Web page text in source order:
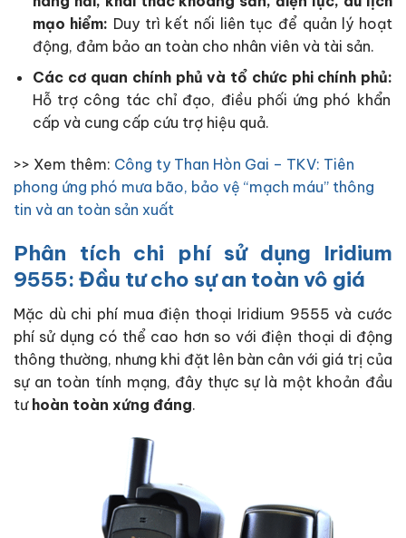
mạo hiểm: Duy trì kết nối liên tục để quản lý hoạt
động, đảm bảo an toàn cho nhân viên và tài sản.
Các cơ quan chính phủ và tổ chức phi chính phủ:
Hỗ trợ công tác chỉ đạo, điều phối ứng phó khẩn
cấp và cung cấp cứu trợ hiệu quả.
>> Xem thêm: Công ty Than Hòn Gai – TKV: Tiên
phong ứng phó mưa bão, bảo vệ “mạch máu” thông
tin và an toàn sản xuất
Phân tích chi phí sử dụng Iridium
9555: Đầu tư cho sự an toàn vô giá
Mặc dù chi phí mua điện thoại Iridium 9555 và cước
phí sử dụng có thể cao hơn so với điện thoại di động
thông thường, nhưng khi đặt lên bàn cân với giá trị của
sự an toàn tính mạng, đây thực sự là một khoản đầu
tư hoàn toàn xứng đáng.